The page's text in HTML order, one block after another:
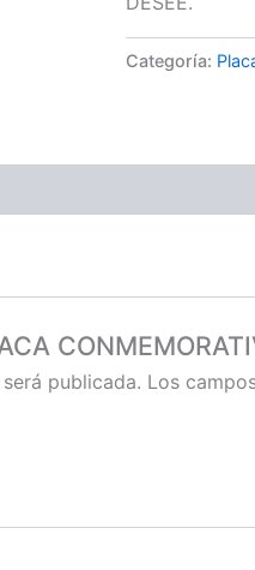
Categoría:
publicada. Los